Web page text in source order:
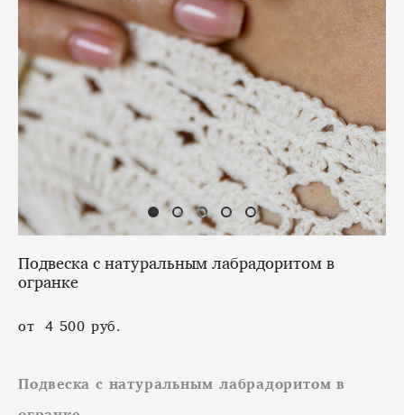
Подвеска с натуральным лабрадоритом в
огранке
от 4 500 pуб.
Подвеска с натуральным лабрадоритом в